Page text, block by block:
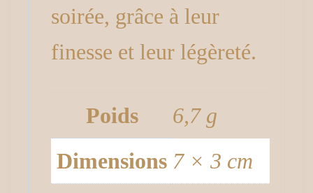
soirée, grâce à leur
finesse et leur légèreté.
Poids
6,7 g
Dimensions 7 × 3 cm